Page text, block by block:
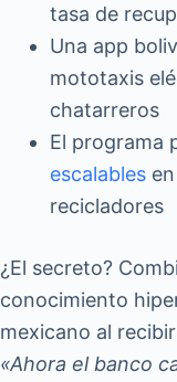
tasa de
Una app
mototaxis
chatarreros
El programa
escalables
recicladores
¿El secreto?
conocimiento
mexicano al
«Ahora el banco